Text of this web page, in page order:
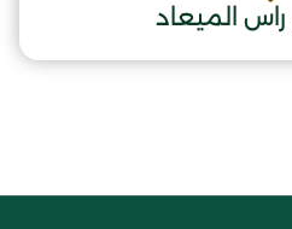
الميعاد